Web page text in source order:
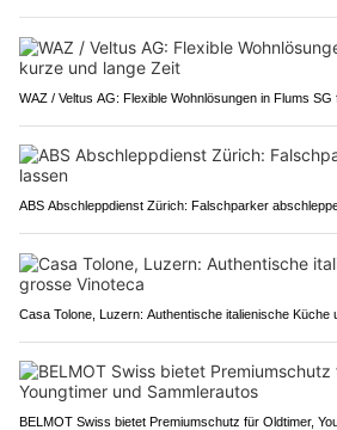
WAZ / Veltus AG: Flexible Wohnlösungen in Flums
ABS Abschleppdienst Zürich: Falschparker
Casa Tolone, Luzern: Authentische italienische Küche
BELMOT Swiss bietet Premiumschutz für Oldtimer,